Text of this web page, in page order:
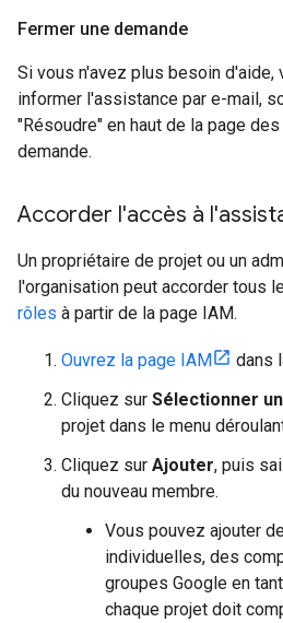
Fermer une demande
Si vous n'avez plus besoin
informer l'assistance par e-mail,
"Résoudre" en haut de la page
demande.
Accorder l'accès à
Un propriétaire de projet ou un
l'organisation peut accorder tous
rôles à partir de la page IAM.
Ouvrez la page IAM
dans
Cliquez sur Sélectionner
projet dans le menu
Cliquez sur Ajouter, puis
du nouveau membre.
Vous pouvez ajouter
individuelles, des
groupes Google en
chaque projet doit